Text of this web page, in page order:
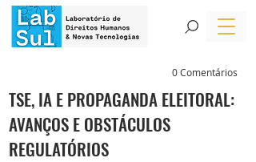
0 Comentários
TSE, IA E PROPAGANDA ELEITORAL:
AVANÇOS E OBSTÁCULOS
REGULATÓRIOS